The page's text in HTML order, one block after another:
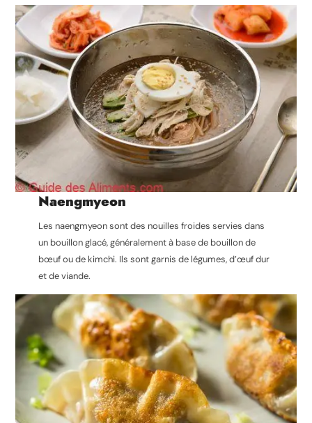
Naengmyeon
Les naengmyeon sont des nouilles froides servies dans
un bouillon glacé, généralement à base de bouillon de
bœuf ou de kimchi. Ils sont garnis de légumes, d’œuf dur
et de viande.